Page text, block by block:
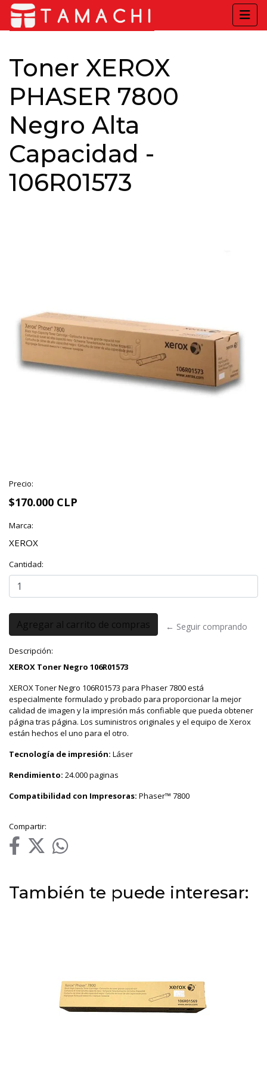
Toner XEROX
PHASER 7800
Negro Alta
Capacidad -
106R01573
Precio:
$170.000 CLP
Marca:
XEROX
Cantidad:
← Seguir comprando
Descripción:
XEROX Toner Negro 106R01573
XEROX Toner Negro 106R01573 para Phaser 7800 está
especialmente formulado y probado para proporcionar la mejor
calidad de imagen y la impresión más confiable que pueda obtener
página tras página. Los suministros originales y el equipo de Xerox
están hechos el uno para el otro.
Tecnología de impresión: Láser
Rendimiento: 24.000 paginas
Compatibilidad con Impresoras: Phaser™ 7800
Compartir:
También te puede interesar: